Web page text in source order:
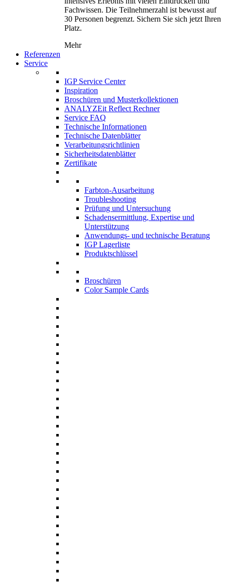
Fachwissen. Die Teilnehmerzahl ist bewusst auf
30 Personen begrenzt. Sichern Sie sich jetzt Ihren
Platz.
Mehr
Referenzen
Service
IGP Service Center
Inspiration
Broschüren und Musterkollektionen
ANALYZEit Reflect Rechner
Service FAQ
Technische Informationen
Technische Datenblätter
Verarbeitungsrichtlinien
Sicherheitsdatenblätter
Zertifikate
Farbton-Ausarbeitung
Troubleshooting
Prüfung und Untersuchung
Schadensermittlung, Expertise und
Unterstützung
Anwendungs- und technische Beratung
IGP Lagerliste
Produktschlüssel
Broschüren
Color Sample Cards